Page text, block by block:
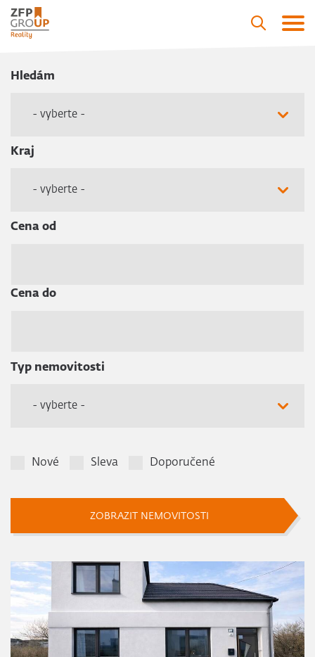
Hledám
- vyberte -
Kraj
- vyberte -
Cena od
Cena do
Typ nemovitosti
- vyberte -
Nové Sleva Doporučené
ZOBRAZIT NEMOVITOSTI